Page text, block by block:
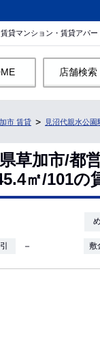
貸マンション・賃貸アパー
店舗検索
市 賃貸 見沼代親水公園
草加市/都
㎡/101の
－ 敷